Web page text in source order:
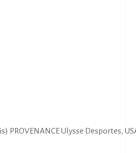
PROVENANCE Ulysse